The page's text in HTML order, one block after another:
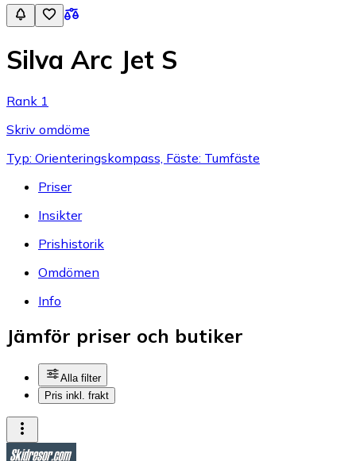
Silva Arc Jet S
Rank 1
Skriv omdöme
Typ: Orienteringskompass, Fäste: Tumfäste
Priser
Insikter
Prishistorik
Omdömen
Info
Jämför priser och butiker
Alla filter
Pris inkl. frakt